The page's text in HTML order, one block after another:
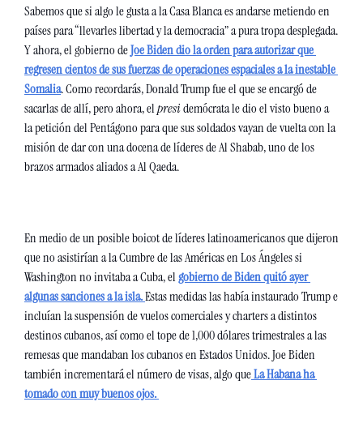
Sabemos que si algo le gusta a la Casa Blanca es andarse metiendo en
países para “llevarles libertad y la democracia” a pura tropa desplegada.
Y ahora, el gobierno de Joe Biden dio la orden para autorizar que
regresen cientos de sus fuerzas de operaciones espaciales a la inestable
Somalia. Como recordarás, Donald Trump fue el que se encargó de
sacarlas de allí, pero ahora, el presi demócrata le dio el visto bueno a
la petición del Pentágono para que sus soldados vayan de vuelta con la
misión de dar con una docena de líderes de Al Shabab, uno de los
brazos armados aliados a Al Qaeda.
En medio de un posible boicot de líderes latinoamericanos que dijeron
que no asistirían a la Cumbre de las Américas en Los Ángeles si
Washington no invitaba a Cuba, el gobierno de Biden quitó ayer
algunas sanciones a la isla. Estas medidas las había instaurado Trump e
incluían la suspensión de vuelos comerciales y charters a distintos
destinos cubanos, así como el tope de 1,000 dólares trimestrales a las
remesas que mandaban los cubanos en Estados Unidos. Joe Biden
también incrementará el número de visas, algo que La Habana ha
tomado con muy buenos ojos.